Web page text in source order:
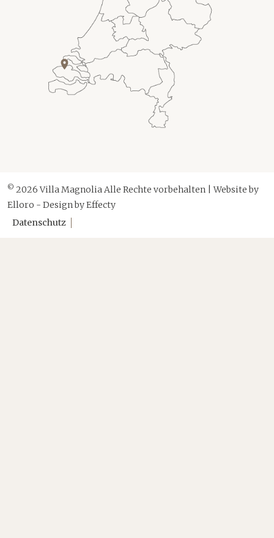
© 2026 Villa Magnolia Alle Rechte vorbehalten | Website by
Elloro - Design byEffecty
Datenschutz